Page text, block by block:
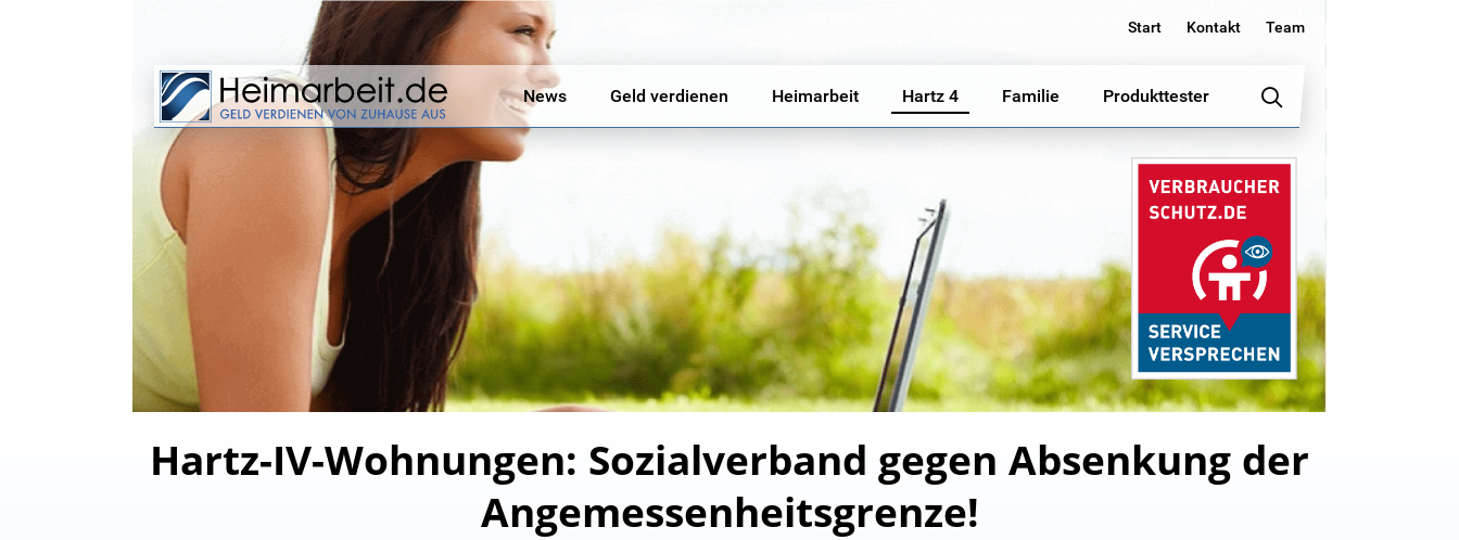
Start Kontakt Team
News Geld verdienen Heimarbeit Hartz 4 Familie Produkttester
Hartz-IV-Wohnungen: Sozialverband gegen Absenkung der
Angemessenheitsgrenze!